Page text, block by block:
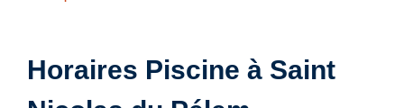
Horaires Piscine à Saint